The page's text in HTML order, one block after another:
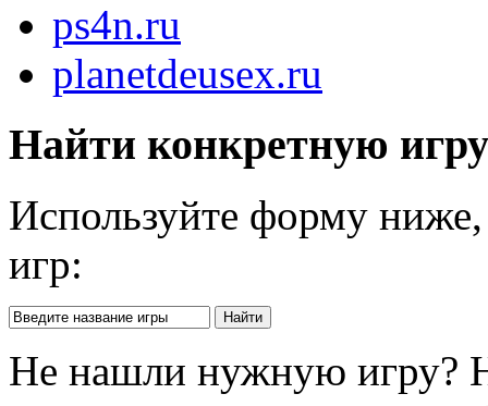
ps4n.ru
planetdeusex.ru
Найти конкретную
Используйте форму
игр:
Не нашли нужную игру?